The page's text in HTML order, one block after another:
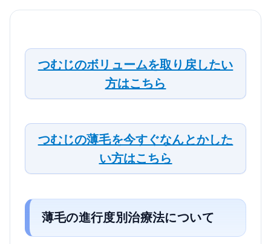
つむじのボリュームを取り戻したい
方はこちら
つむじの薄毛を今すぐなんとかした
い方はこちら
薄毛の進行度別治療法について